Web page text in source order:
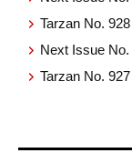
Tarzan No.
Next Issue
Tarzan No.